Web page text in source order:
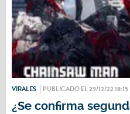
VIRALES PUBLICADO EL 29/12/22 18:15
¿Se confirma